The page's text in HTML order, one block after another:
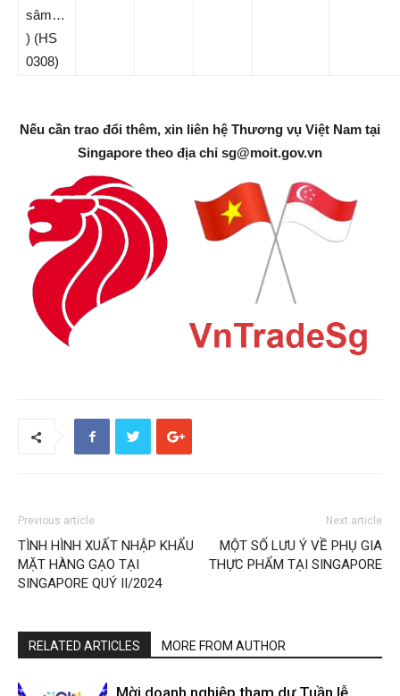
sâm…
) (HS
0308)
Nếu cần trao đổi thêm, xin liên hệ Thương vụ Việt Nam tại
Singapore theo địa chỉ sg@moit.gov.vn
Previous article
TÌNH HÌNH XUẤT NHẬP KHẨU
MẶT HÀNG GẠO TẠI
SINGAPORE QUÝ II/2024
Next article
MỘT SỐ LƯU Ý VỀ PHỤ GIA
THỰC PHẨM TẠI SINGAPORE
RELATED ARTICLES MORE FROM AUTHOR
Mời doanh nghiệp tham dự Tuần lễ